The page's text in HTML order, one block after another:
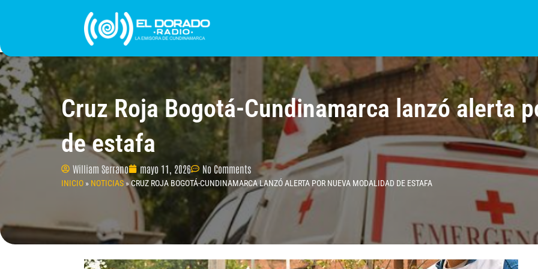
INICIO PROGRAMACIÓN ¿QUIÉNES SOMOS? NOTICIAS INTERNACIONAL PROVINCIAS
Cruz Roja Bogotá-Cundinamarca lanzó alerta
de estafa
William Serrano mayo 11, 2026 No Comments
INICIO » NOTICIAS »CRUZ ROJA BOGOTÁ-CUNDINAMARCA LANZÓ ALERTA POR NUEVA MODALIDAD DE ESTAFA